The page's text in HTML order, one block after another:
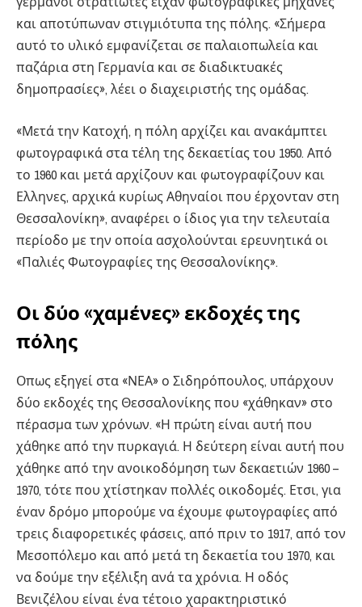
και αποτύπωναν στιγμιότυπα της πόλης. «Σήμερα
αυτό το υλικό εμφανίζεται σε παλαιοπωλεία και
παζάρια στη Γερμανία και σε διαδικτυακές
δημοπρασίες», λέει ο διαχειριστής της ομάδας.
«Μετά την Κατοχή, η πόλη αρχίζει και ανακάμπτει
φωτογραφικά στα τέλη της δεκαετίας του 1950. Από
το 1960 και μετά αρχίζουν και φωτογραφίζουν και
Ελληνες, αρχικά κυρίως Αθηναίοι που έρχονταν στη
Θεσσαλονίκη», αναφέρει ο ίδιος για την τελευταία
περίοδο με την οποία ασχολούνται ερευνητικά οι
«Παλιές Φωτογραφίες της Θεσσαλονίκης».
Οι δύο «χαμένες» εκδοχές της
πόλης
Οπως εξηγεί στα «ΝΕΑ» ο Σιδηρόπουλος, υπάρχουν
δύο εκδοχές της Θεσσαλονίκης που «χάθηκαν» στο
πέρασμα των χρόνων. «Η πρώτη είναι αυτή που
χάθηκε από την πυρκαγιά. Η δεύτερη είναι αυτή που
χάθηκε από την ανοικοδόμηση των δεκαετιών 1960 –
1970, τότε που χτίστηκαν πολλές οικοδομές. Ετσι, για
έναν δρόμο μπορούμε να έχουμε φωτογραφίες από
τρεις διαφορετικές φάσεις, από πριν το 1917, από τον
Μεσοπόλεμο και από μετά τη δεκαετία του 1970, και
να δούμε την εξέλιξη ανά τα χρόνια. Η οδός
Βενιζέλου είναι ένα τέτοιο χαρακτηριστικό